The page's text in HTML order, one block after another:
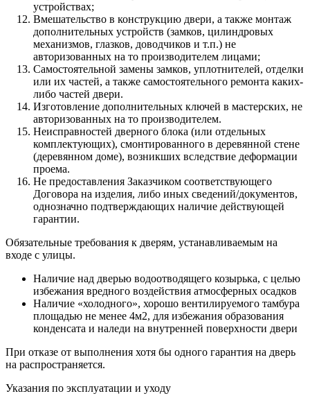
устройствах;
Вмешательство в конструкцию двери, а также монтаж
дополнительных устройств (замков, цилиндровых
механизмов, глазков, доводчиков и т.п.) не
авторизованных на то производителем лицами;
Самостоятельной замены замков, уплотнителей, отделки
или их частей, а также самостоятельного ремонта каких-
либо частей двери.
Изготовление дополнительных ключей в мастерских, не
авторизованных на то производителем.
Неисправностей дверного блока (или отдельных
комплектующих), смонтированного в деревянной стене
(деревянном доме), возникших вследствие деформации
проема.
Не предоставления Заказчиком соответствующего
Договора на изделия, либо иных сведений/документов,
однозначно подтверждающих наличие действующей
гарантии.
Обязательные требования к дверям, устанавливаемым на
входе с улицы.
Наличие над дверью водоотводящего козырька, с целью
избежания вредного воздействия атмосферных осадков
Наличие «холодного», хорошо вентилируемого тамбура
площадью не менее 4м2, для избежания образования
конденсата и наледи на внутренней поверхности двери
При отказе от выполнения хотя бы одного гарантия на дверь
на распространяется.
Указания по эксплуатации и уходу